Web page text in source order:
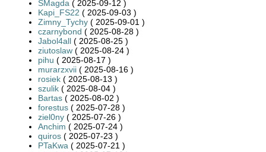
SMagda ( 2025-09-12 )
Kapi_FS22 ( 2025-09-03 )
Zimny_Tychy ( 2025-09-01 )
czarnybond ( 2025-08-28 )
Jabol4all ( 2025-08-25 )
ziutoslaw ( 2025-08-24 )
pihu ( 2025-08-17 )
murarzxvii ( 2025-08-16 )
rosiek ( 2025-08-13 )
szulik ( 2025-08-04 )
Bartas ( 2025-08-02 )
forestus ( 2025-07-28 )
ziel0ny ( 2025-07-26 )
Anchim ( 2025-07-24 )
quiros ( 2025-07-23 )
PTaKwa ( 2025-07-21 )